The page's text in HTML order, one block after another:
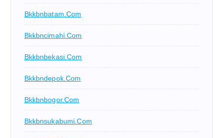
Bkkbnbatam.com
Bkkbncimahi.com
Bkkbnbekasi.com
Bkkbndepok.com
Bkkbnbogor.com
Bkkbnsukabumi.com